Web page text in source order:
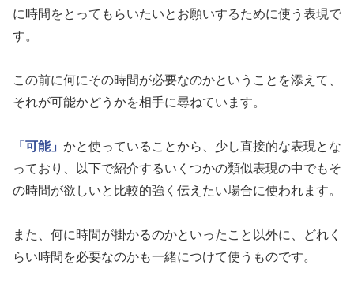
に時間をとってもらいたいとお願いするために使う表現で
す。
この前に何にその時間が必要なのかということを添えて、
それが可能かどうかを相手に尋ねています。
「可能」 かと使っていることから、少し直接的な表現とな
っており、以下で紹介するいくつかの類似表現の中でもそ
の時間が欲しいと比較的強く伝えたい場合に使われます。
また、何に時間が掛かるのかといったこと以外に、どれく
らい時間を必要なのかも一緒につけて使うものです。